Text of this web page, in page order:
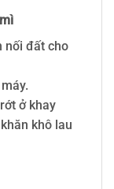
nối đất cho
ở khay
khô lau